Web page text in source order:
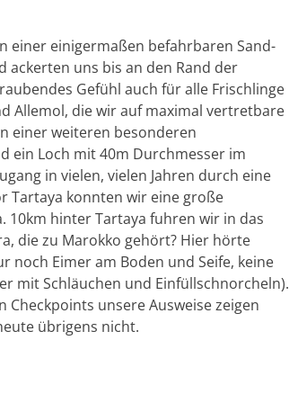
einer einigermaßen befahrbaren Sand-
uns bis an den Rand der
Gefühl auch für alle Frischlinge
Allemol, die wir auf maximal vertretbare
einer weiteren besonderen
ein Loch mit 40m Durchmesser im
in vielen, vielen Jahren durch eine
Tartaya konnten wir eine große
10km hinter Tartaya fuhren wir in das
die zu Marokko gehört? Hier hörte
Eimer am Boden und Seife, keine
mit Schläuchen und Einfüllschnorcheln).
unsere Ausweise zeigen
übrigens nicht.